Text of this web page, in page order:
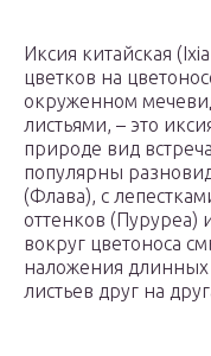
Иксия китайская
цветков на
окруженном
листьями, – это
природе вид
популярны
(Флава), с
оттенков (Пуруреа)
вокруг цветоноса
наложения
листьев друг на